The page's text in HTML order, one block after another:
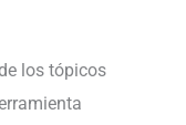
los tópicos